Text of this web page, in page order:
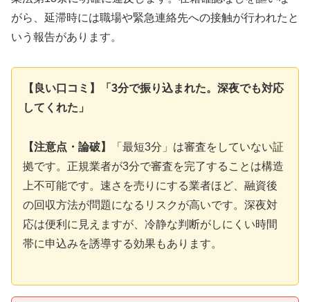
がら、延滞時には職場や緊急連絡先への接触が行われたと
いう報告があります。
【良い口コミ】「3分で振り込まれた。深夜でも対応
してくれた」
【注意点・論破】
「最短3分」は審査をしていない証
拠です。正規業者が3分で審査を完了することは構造
上不可能です。速さを売りにする業者ほど、融資後
の回収方法が問題になるリスクが高いです。深夜対
応は便利に見えますが、冷静な判断がしにくい時間
帯に申込みを誘導する効果もあります。